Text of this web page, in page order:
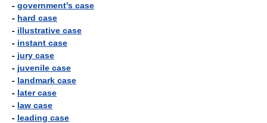
- government's case
- hard case
- illustrative case
- instant case
- jury case
- juvenile case
- landmark case
- later case
- law case
- leading case